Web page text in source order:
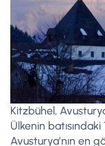
Kitzbühel,
Ülkenin
Avusturya’nın en